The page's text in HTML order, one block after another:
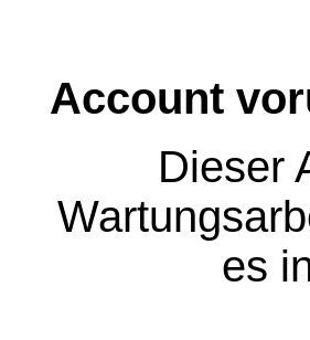
Account
Dieser
es